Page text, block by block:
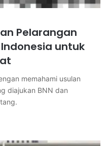
Pelarangan
untuk
memahami usulan
diajukan BNN dan